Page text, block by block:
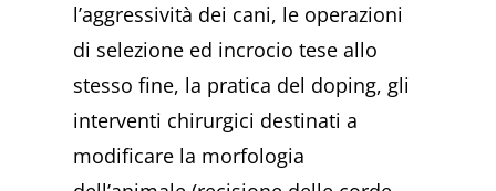
l’aggressività dei cani, le operazioni
di selezione ed incrocio tese allo
stesso fine, la pratica del doping, gli
interventi chirurgici destinati a
modificare la morfologia